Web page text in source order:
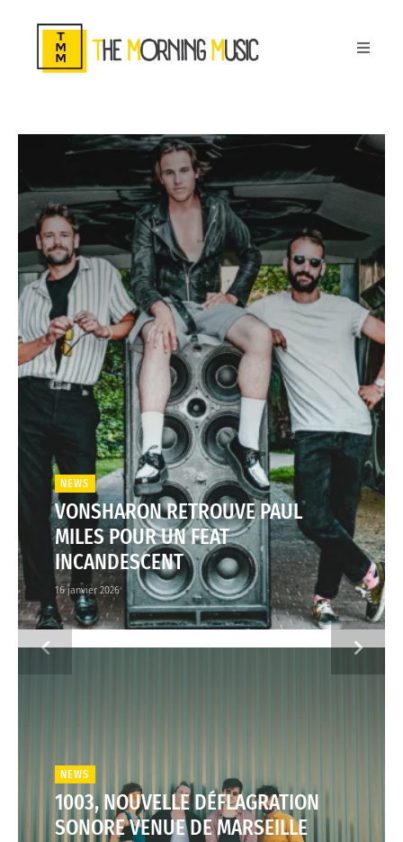
NEWS
VONSHARON RETROUVE PAUL
MILES POUR UN FEAT
INCANDESCENT
16 janvier 2026
NEWS
1003, NOUVELLE DÉFLAGRATION
SONORE VENUE DE MARSEILLE